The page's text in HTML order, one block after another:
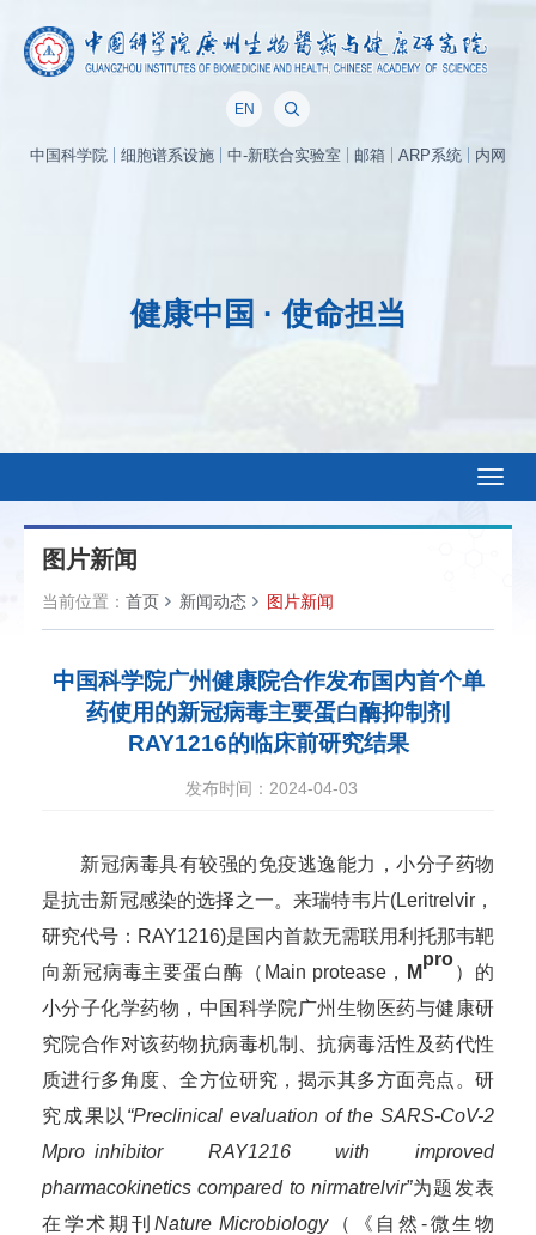
EN
中国科学院 细胞谱系设施 中-新联合实验室 邮箱 ARP系统 内网
健康中国 · 使命担当
图片新闻
当前位置： 首页 新闻动态 图片新闻
中国科学院广州健康院合作发布国内首个单
药使用的新冠病毒主要蛋白酶抑制剂
RAY1216的临床前研究结果
发布时间：2024-04-03
新冠病毒具有较强的免疫逃逸能力，小分子药物
是抗击新冠感染的选择之一。来瑞特韦片(Leritrelvir，
研究代号：RAY1216)是国内首款无需联用利托那韦靶
向新冠病毒主要蛋白酶（Main protease，
M
pro
） 的
小分子化学药物 ， 中国科学院广州生物医药与健康研
究院合作对该药物抗病毒机制、抗病毒活性及药代性
质进行多角度、全方位研究， 揭示其多方面亮点 。研
究成果以 “Preclinical evaluation of the SARS-CoV-2
Mpro inhibitor RAY1216 with improved
pharmacokinetics compared to nirmatrelvir”为题发表
在 学术期刊 Nature Microbiology（ 《 自然 -微生物